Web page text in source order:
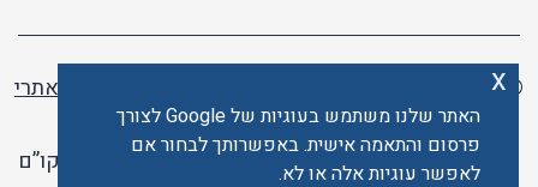
© כל הזכויות שמורות לתו ישראלי | ליאור מזור -
בניית אתרי
וורדפרס
האתר פועל ברשיון אקו”ם
האתר שלנו משתמש בעוגיות של Google לצורך
פרסום והתאמה אישית. באפשרותך לבחור אם
לאפשר עוגיות אלה או לא.
x